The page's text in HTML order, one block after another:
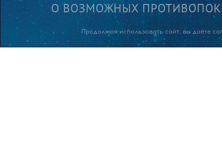
О ВОЗМОЖНЫХ
Продолжая использовать сайт, вы даёте